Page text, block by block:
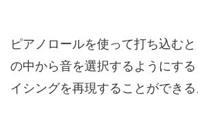
ピアノロールを使って打ち込む
の中から音を選択するようにす
イシングを再現することができる